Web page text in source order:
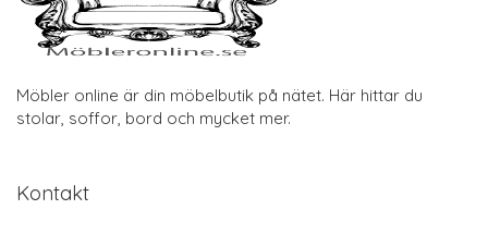
Möbler online är din möbelbutik på nätet. Här hittar du
stolar, soffor, bord och mycket mer.
Kontakt